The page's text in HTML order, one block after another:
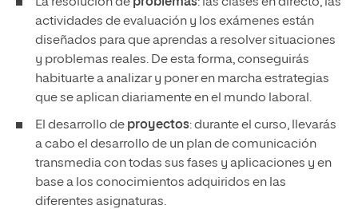
actividades de evaluación y los exámenes están
diseñados para que aprendas a resolver situaciones
y problemas reales. De esta forma, conseguirás
habituarte a analizar y poner en marcha estrategias
que se aplican diariamente en el mundo laboral.
El desarrollo de proyectos: durante el curso, llevarás
a cabo el desarrollo de un plan de comunicación
transmedia con todas sus fases y aplicaciones y en
base a los conocimientos adquiridos en las
diferentes asignaturas.